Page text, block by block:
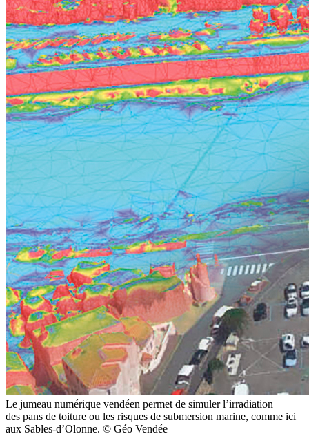
Le jumeau numérique vendéen permet de simuler l’irradiation
des pans de toiture ou les risques de submersion marine, comme ici
aux Sables-d’Olonne. © Géo Vendée